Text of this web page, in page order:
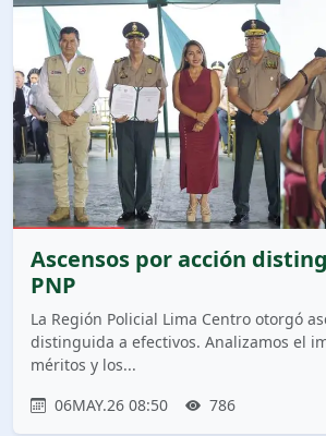
Ascensos por acción
PNP
La Región Policial Lima Centro otorgó
distinguida a efectivos. Analizamos el
méritos y los...
06MAY.26 08:50
786